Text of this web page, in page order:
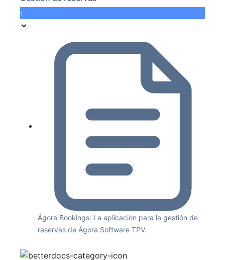
1
Ágora Bookings: La aplicación para la gestión de
reservas de Ágora Software TPV.